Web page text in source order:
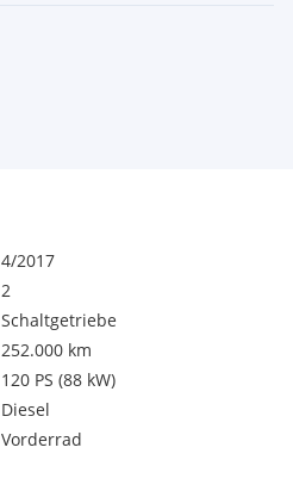
4/2017
2
Schaltgetriebe
252.000 km
120 PS (88 kW)
Diesel
Vorderrad